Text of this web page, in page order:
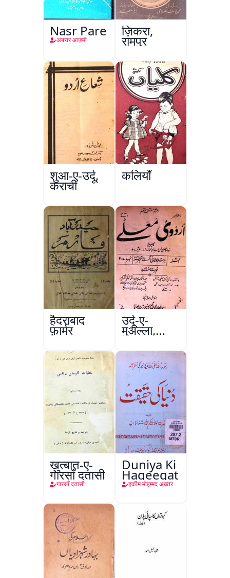
Nasr Pare
अबरार आज़मी
ज़िकरा,
रामपुर
शुआ-ए-उर्दू,
कराची
कलियाँ
हैदराबाद
फ़ार्मर
उर्दू-ए-
मुअल्ला,
कानपुर
ख़ुत्बात-ए-
गारसाँ दतासी
गारसाँ दतासी
Duniya Ki
Haqeeqat
हकीम मोहम्मद अख़्तर